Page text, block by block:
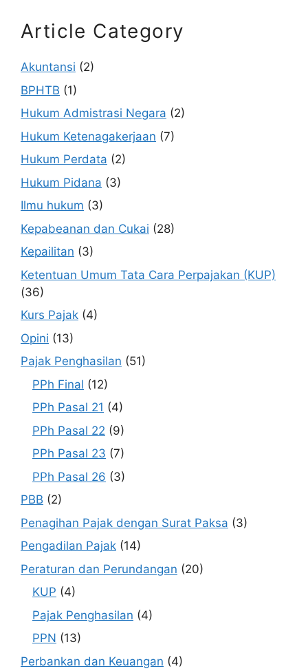
Article Category
Akuntansi (2)
BPHTB (1)
Hukum Admistrasi Negara (2)
Hukum Ketenagakerjaan (7)
Hukum Perdata (2)
Hukum Pidana (3)
Ilmu hukum (3)
Kepabeanan dan Cukai (28)
Kepailitan (3)
Ketentuan Umum Tata Cara Perpajakan (KUP)
(36)
Kurs Pajak (4)
Opini (13)
Pajak Penghasilan (51)
PPh Final (12)
PPh Pasal 21 (4)
PPh Pasal 22 (9)
PPh Pasal 23 (7)
PPh Pasal 26 (3)
PBB (2)
Penagihan Pajak dengan Surat Paksa (3)
Pengadilan Pajak (14)
Peraturan dan Perundangan (20)
KUP (4)
Pajak Penghasilan (4)
PPN (13)
Perbankan dan Keuangan (4)